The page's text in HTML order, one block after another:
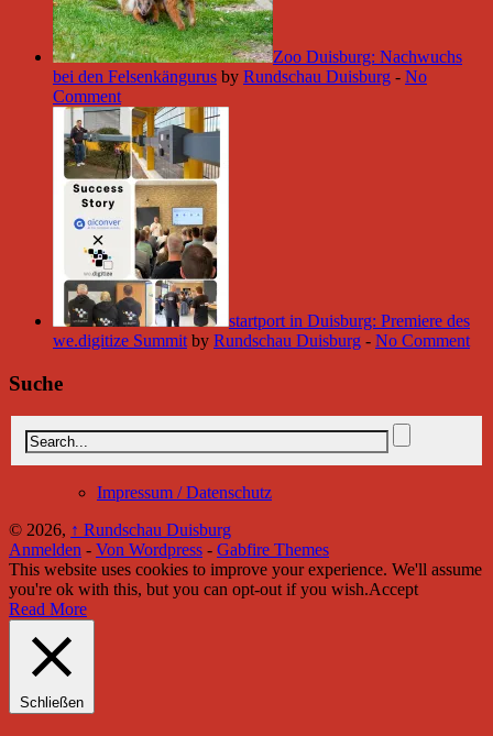
Zoo Duisburg: Nachwuchs
bei den Felsenkängurus by Rundschau Duisburg - No
Comment
startport in Duisburg: Premiere des
we.digitize Summit by Rundschau Duisburg - No Comment
Suche
Impressum / Datenschutz
© 2026, ↑ Rundschau Duisburg
Anmelden - Von Wordpress - Gabfire Themes
This website uses cookies to improve your experience. We'll assume
you're ok with this, but you can opt-out if you wish.Accept
Read More
Schließen